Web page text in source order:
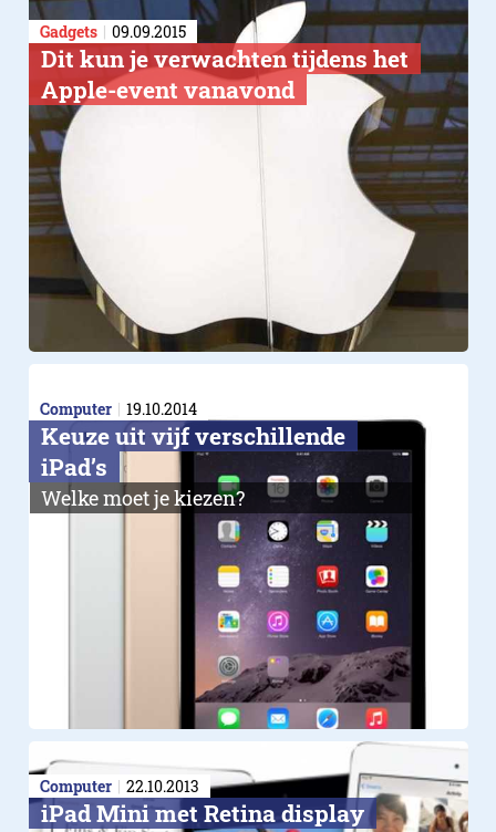
Gadgets 09.09.2015
Dit kun je verwachten tijdens het
Apple-event vanavond
Computer 19.10.2014
Keuze uit vijf verschillende
iPad’s
Welke moet je kiezen?
Computer 22.10.2013
iPad Mini met Retina display